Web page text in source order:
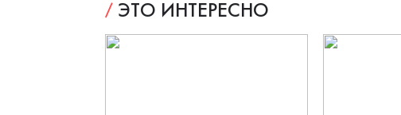
ЭТО ИНТЕРЕСНО